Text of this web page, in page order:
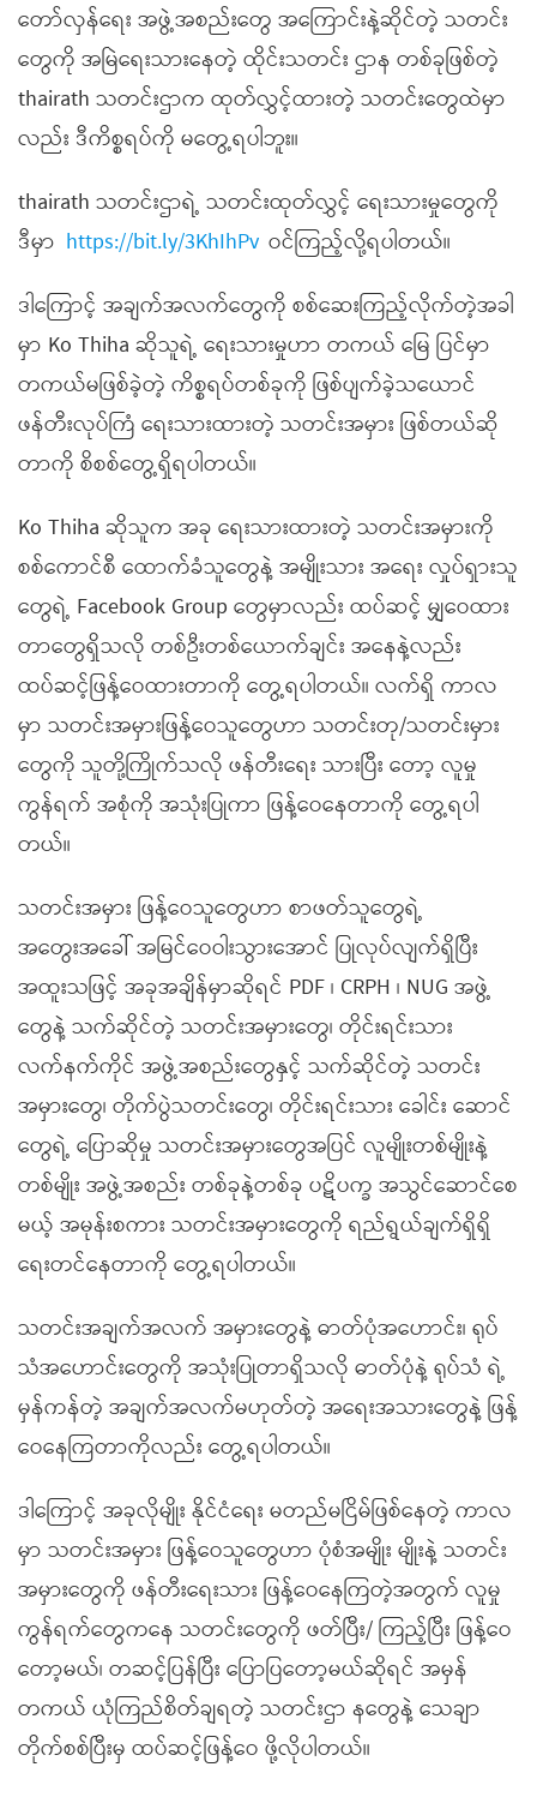
တော်လှန်ရေး အဖွဲ့အစည်းတွေ အကြောင်းနဲ့ဆိုင်တဲ့ သတင်း
တွေကို အမြဲရေးသားနေတဲ့ ထိုင်းသတင်း ဌာန တစ်ခုဖြစ်တဲ့
thairath သတင်းဌာက ထုတ်လွှင့်ထားတဲ့ သတင်းတွေထဲမှာ
လည်း ဒီကိစ္စရပ်ကို မတွေ့ရပါဘူး။
thairath သတင်းဌာရဲ့ သတင်းထုတ်လွှင့် ရေးသားမှုတွေကို
ဒီမှာ https://bit.ly/3KhIhPv ဝင်ကြည့်လို့ရပါတယ်။
ဒါကြောင့် အချက်အလက်တွေကို စစ်ဆေးကြည့်လိုက်တဲ့အခါ
မှာ Ko Thiha ဆိုသူရဲ့ ရေးသားမှုဟာ တကယ် မြေ ပြင်မှာ
တကယ်မဖြစ်ခဲ့တဲ့ ကိစ္စရပ်တစ်ခုကို ဖြစ်ပျက်ခဲ့သယောင်
ဖန်တီးလုပ်ကြံ ရေးသားထားတဲ့ သတင်းအမှား ဖြစ်တယ်ဆို
တာကို စိစစ်တွေ့ရှိရပါတယ်။
Ko Thiha ဆိုသူက အခု ရေးသားထားတဲ့ သတင်းအမှားကို
စစ်ကောင်စီ ထောက်ခံသူတွေနဲ့ အမျိုးသား အရေး လှုပ်ရှားသူ
တွေရဲ့ Facebook Group တွေမှာလည်း ထပ်ဆင့် မျှဝေထား
တာတွေရှိသလို တစ်ဦးတစ်ယောက်ချင်း အနေနဲ့လည်း
ထပ်ဆင့်ဖြန့်ဝေထားတာကို တွေ့ရပါတယ်။ လက်ရှိ ကာလ
မှာ သတင်းအမှားဖြန့်ဝေသူတွေဟာ သတင်းတု/သတင်းမှား
တွေကို သူတို့ကြိုက်သလို ဖန်တီးရေး သားပြီး တော့ လူမှု
ကွန်ရက် အစုံကို‌ အသုံးပြုကာ ဖြန့်ဝေနေတာကို တွေ့ရပါ
တယ်။
သတင်းအမှား ဖြန့်ဝေသူတွေဟာ စာဖတ်သူတွေရဲ့
အတွေးအခေါ် အမြင်ဝေဝါးသွားအောင် ပြုလုပ်လျက်ရှိပြီး
အထူးသဖြင့် အခုအချိန်မှာဆိုရင် PDF ၊ CRPH ၊ NUG အဖွဲ့
တွေနဲ့ သက်ဆိုင်တဲ့ သတင်းအမှားတွေ၊ တိုင်းရင်းသား
လက်နက်ကိုင် အဖွဲ့အစည်းတွေနှင့် သက်ဆိုင်တဲ့ သတင်း
အမှားတွေ၊ တိုက်ပွဲသတင်းတွေ၊ တိုင်းရင်းသား ခေါင်း ဆောင်
တွေရဲ့ ပြောဆိုမှု သတင်းအမှားတွေအပြင် လူမျိုးတစ်မျိုးနဲ့
တစ်မျိုး အဖွဲ့အစည်း တစ်ခုနဲ့တစ်ခု ပဋိပက္ခ အသွင်ဆောင်စေ
မယ့် အမုန်းစကား သတင်းအမှားတွေကို ရည်ရွယ်ချက်ရှိရှိ
ရေးတင်နေတာကို တွေ့ရပါတယ်။
သတင်းအချက်အလက် အမှားတွေနဲ့ ဓာတ်ပုံအဟောင်း၊ ရုပ်
သံအဟောင်းတွေကို အသုံးပြုတာရှိသလို ဓာတ်ပုံနဲ့ ရုပ်သံ ရဲ့
မှန်ကန်တဲ့ အချက်အလက်မဟုတ်တဲ့ အရေးအသားတွေနဲ့ ဖြန့်
ဝေနေကြတာကိုလည်း တွေ့ရပါတယ်။
ဒါကြောင့် အခုလိုမျိုး နိုင်ငံရေး မတည်မငြိမ်ဖြစ်နေတဲ့ ကာလ
မှာ သတင်းအမှား ဖြန့်ဝေသူတွေဟာ ပုံစံအမျိုး မျိုးနဲ့ သတင်း
အမှားတွေကို ဖန်တီးရေးသား ဖြန့်ဝေနေကြတဲ့အတွက် လူမှု
ကွန်ရက်တွေကနေ သတင်းတွေကို ဖတ်ပြီး/ ကြည့်ပြီး ဖြန့်ဝေ
တော့မယ်၊ တဆင့်ပြန်ပြီး ပြောပြတော့မယ်ဆိုရင် အမှန်
တကယ် ယုံကြည်စိတ်ချရတဲ့ သတင်းဌာ နတွေနဲ့ သေချာ
တိုက်စစ်ပြီးမှ ထပ်ဆင့်ဖြန့်ဝေ ဖို့လိုပါတယ်။